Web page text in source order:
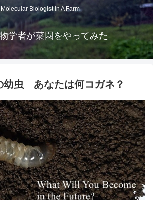
Molecular Biologist In A Farm
学者が菜園をやってみた
幼虫 あなたは何コガネ？